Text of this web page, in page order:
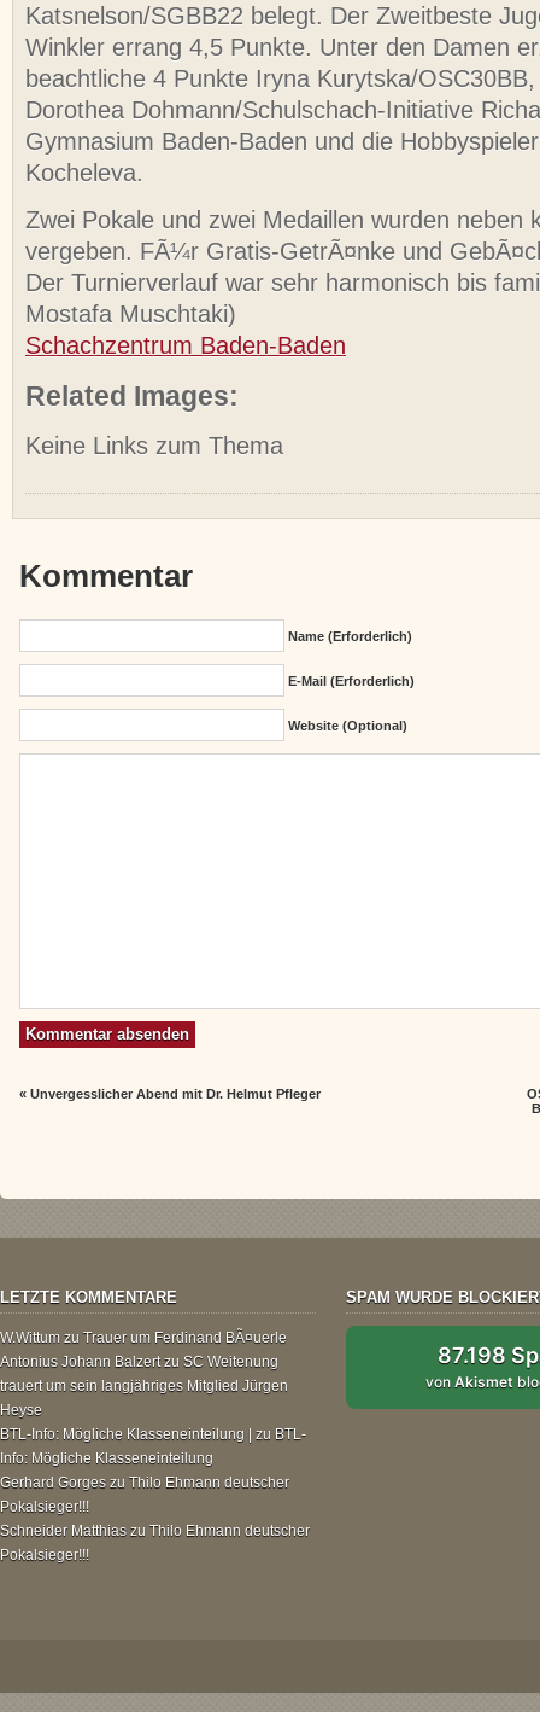
Katsnelson/SGBB22 belegt. Der Zweitbeste
Winkler errang 4,5 Punkte. Unter den Damen
beachtliche 4 Punkte Iryna Kurytska/
Dorothea Dohmann/Schulschach-Initiative
Gymnasium Baden-Baden und die
Kocheleva.
Zwei Pokale und zwei Medaillen wurden neben
vergeben. FÃ¼r Gratis-GetrÃ¤nke und
Der Turnierverlauf war sehr harmonisch bis
Mostafa Muschtaki)
Schachzentrum Baden-Baden
Related Images:
Keine Links zum Thema
Kommentar
Name (erforderlich)
E-Mail (erforderlich)
Website (Optional)
«Unvergesslicher Abend mit Dr. Helmut Pfleger
LETZTE KOMMENTARE
W.Wittum zu Trauer um Ferdinand BÃ¤uerle
Antonius Johann Balzertzu SC Weitenung
trauert um sein langjähriges Mitglied Jürgen
Heyse
BTL-Info: Mögliche Klasseneinteilung | zu BTL-
Info: Mögliche Klasseneinteilung
Gerhard Gorges zu Thilo Ehmann deutscher
Pokalsieger!!!
Schneider Matthias zu Thilo Ehmann deutscher
Pokalsieger!!!
SPAM WURDE
87.198
vonAkismet